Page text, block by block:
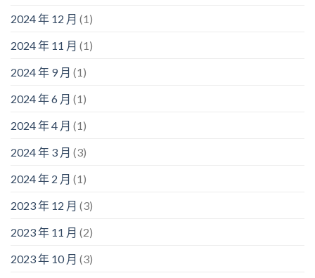
2024 年 12 月 (1)
2024 年 11 月 (1)
2024 年 9 月 (1)
2024 年 6 月 (1)
2024 年 4 月 (1)
2024 年 3 月 (3)
2024 年 2 月 (1)
2023 年 12 月 (3)
2023 年 11 月 (2)
2023 年 10 月 (3)